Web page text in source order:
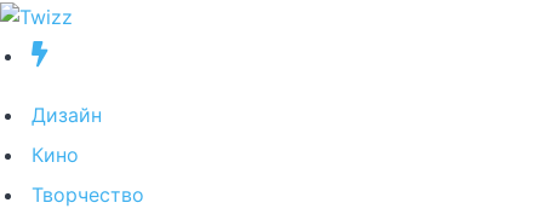
Дизайн
Кино
Творчество